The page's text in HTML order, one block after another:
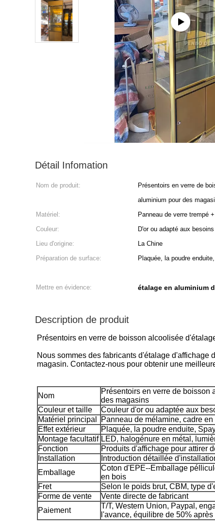
Détail Infomation
Nom de produit:
Présentoirs en verre de
aluminium pour des
Matériel: Panneau de verre trempé
Couleur:
D'or ou adapté aux
Lieu d'origine:
La Chine
Préparation de surface:
Plaquée, la poudre
Mettre en évidence:
étalage en aluminium
Description de produit
Présentoirs en verre de boisson alcoolisée
Nous sommes des fabricants d'étalage
magasin. Contactez-nous pour obtenir une
Nom
Présentoirs en verre de
des magasins
Couleur et taille
Couleur d'or ou adaptée aux
Matériel principal
Panneau de mélamine, cadre
Effet extérieur
Plaquée, la poudre enduite,
Montage facultatif LED, halogénure en métal,
Fonction
Produits d'affichage pour attirer
Installation
Introduction détaillée
Emballage
Coton d'EPE--Emballage
en bois
Fret
Selon le poids brut, CBM, type
Forme de vente
Vente directe de fabricant
Paiement
T/T, Western Union, Paypal,
l'avance, équilibre de 50%